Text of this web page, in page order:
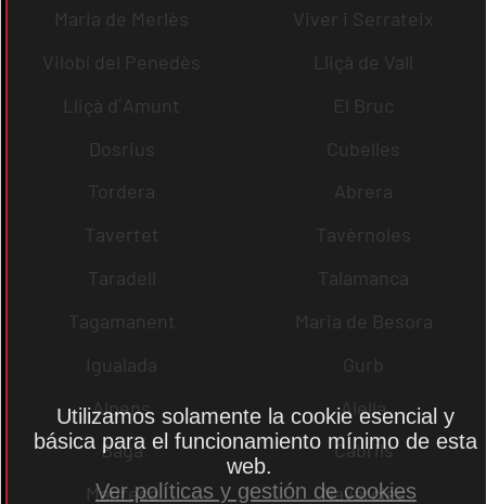
Maria de Merlès
Viver i Serrateix
Vilobí del Penedès
Lliçà de Vall
Lliçà d´Amunt
El Bruc
Dosrius
Cubelles
Tordera
Abrera
Tavertet
Tavèrnoles
Taradell
Talamanca
Tagamanent
Maria de Besora
Igualada
Gurb
Alpens
Alella
Bagà
Cabrils
Manresa
Navarcles
Utilizamos solamente la cookie esencial y
básica para el funcionamiento mínimo de esta
web.
Ver políticas y gestión de cookies